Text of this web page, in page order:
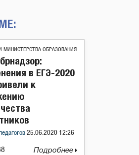
МИНИСТЕРСТВА ОБРАЗОВАНИЯ
в ЕГЭ-2020
к
25.06.2020 12:26
Подробнее